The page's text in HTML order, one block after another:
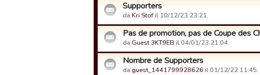
Supporters
da Kri Stof il 10/12/23 23:21.
Pas de promotion, pas de Coupe des
da Guest 3KT9EB il 04/01/23 21:04.
Nombre de Supporters
da guest_1441799928626 il 01/12/22 11:45.